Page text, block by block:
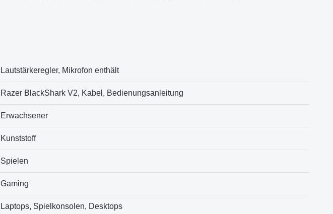
‎Lautstärkeregler, Mikrofon enthält
‎Razer BlackShark V2, Kabel, Bedienungsanleitung
‎Erwachsener
‎Kunststoff
‎Spielen
‎Gaming
‎Laptops, Spielkonsolen, Desktops